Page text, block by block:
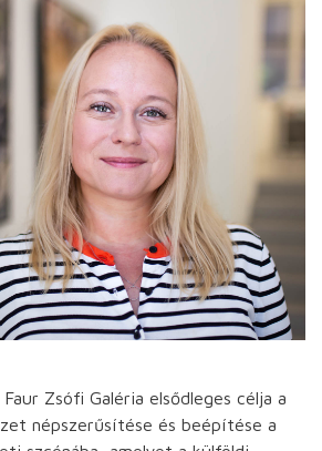
Zsófi Galéria elsődleges célja a
népszerűsítése és beépítése a